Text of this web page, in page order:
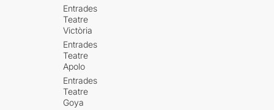
Entrades
Teatre
Victòria
Entrades
Teatre
Apolo
Entrades
Teatre
Goya